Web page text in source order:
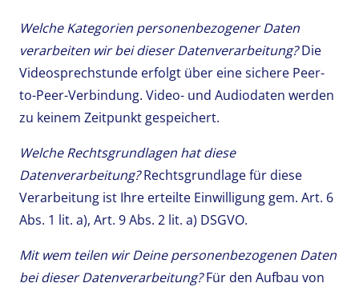
Welche Kategorien personenbezogener Daten
verarbeiten wir bei dieser Datenverarbeitung?Die
Videosprechstunde erfolgt über eine sichere Peer-
to-Peer-Verbindung. Video- und Audiodaten werden
zu keinem Zeitpunkt gespeichert.
Welche Rechtsgrundlagen hat diese
Datenverarbeitung?Rechtsgrundlage für diese
Verarbeitung ist Ihre erteilte Einwilligung gem. Art. 6
Abs. 1 lit. a), Art. 9 Abs. 2 lit. a) DSGVO.
Mit wem teilen wir Deine personenbezogenen Daten
bei dieser Datenverarbeitung?Für den Aufbau von